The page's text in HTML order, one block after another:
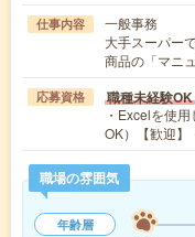
仕事内容
一般事務
大手スーパー
商品の「マニ
応募資格 職種未経験OK
・Excelを使
OK）【歓迎
職場の雰囲気
年齢層